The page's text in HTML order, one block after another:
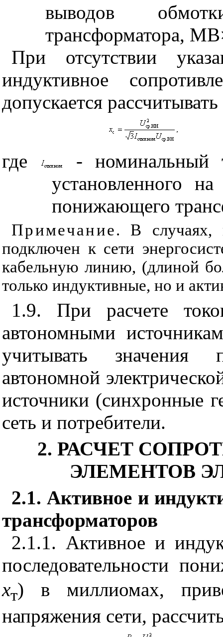
выводов
трансформатора, МВ
При отсутствии
индуктивное
допускается
где
- номинальный
установленного
понижающего
Примечание. В случаях,
подключен к сети
кабельную линию, (длиной
только индуктивные, но и
1.9. При расчете
автономными
учитывать значения
автономной
источники (синхронные
сеть и потребители.
2. РАСЧЕТ
ЭЛЕМЕНТОВ
2.1. Активное и
трансформаторов
2.1.1. Активное и
последовательности
хт) в миллиомах,
напряжения сети,